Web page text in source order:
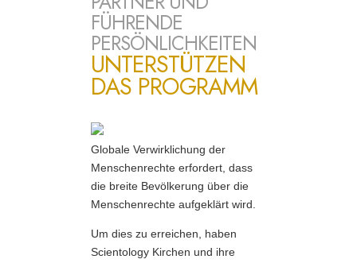
FÜHRENDE
PERSÖNLICHKEITEN
UNTERSTÜTZEN
DAS PROGRAMM
Globale Verwirklichung der
Menschenrechte erfordert, dass
die breite Bevölkerung über die
Menschenrechte aufgeklärt wird.
Um dies zu erreichen, haben
Scientology Kirchen und ihre